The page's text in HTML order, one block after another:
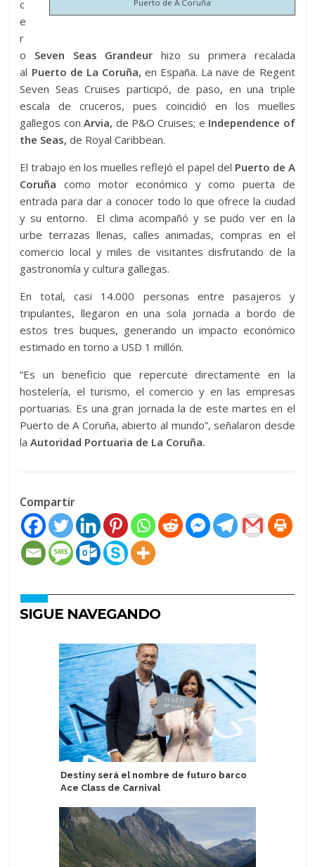
Puerto de A Coruña
c
e
r
o Seven Seas Grandeur hizo su primera recalada
al Puerto de La Coruña,en España. La nave de Regent
Seven Seas Cruises participó, de paso, en una triple
escala de cruceros, pues coincidió en los muelles
gallegos conArvia, de P&O Cruises; e Independence of
the Seas, de Royal Caribbean.
El trabajo en los muelles reflejó el papel del Puerto de A
Coruña como motor económico y como puerta de
entrada para dar a conocer todo lo que ofrece la ciudad
y su entorno. El clima acompañó y se pudo ver en la
urbe terrazas llenas, calles animadas, compras en el
comercio local y miles de visitantes disfrutando de la
gastronomía y cultura gallegas.
En total, casi 14.000 personas entre pasajeros y
tripulantes, llegaron en una sola jornada a bordo de
estos tres buques, generando un impacto económico
estimado en torno a USD 1 millón.
“Es un beneficio que repercute directamente en la
hostelería, el turismo, el comercio y en las empresas
portuarias. Es una gran jornada la de este martes en el
Puerto de A Coruña, abierto al mundo”, señalaron desde
laAutoridad Portuaria de La Coruña.
Compartir
SIGUE NAVEGANDO
Destiny será el nombre de futuro barco
Ace Class de Carnival